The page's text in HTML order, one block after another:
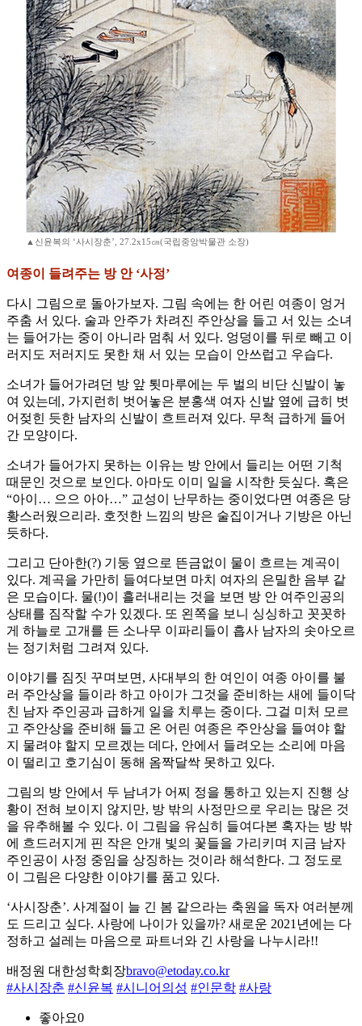
▲신윤복의 ‘사시장춘’, 27.2x15㎝(국립중앙박물관 소장)
여종이 들려주는 방 안 ‘사정’
다시 그림으로 돌아가보자. 그림 속에는 한 어린 여종이 엉거
주춤 서 있다. 술과 안주가 차려진 주안상을 들고 서 있는 소녀
는 들어가는 중이 아니라 멈춰 서 있다. 엉덩이를 뒤로 빼고 이
러지도 저러지도 못한 채 서 있는 모습이 안쓰럽고 우습다.
소녀가 들어가려던 방 앞 툇마루에는 두 벌의 비단 신발이 놓
여 있는데, 가지런히 벗어놓은 분홍색 여자 신발 옆에 급히 벗
어젖힌 듯한 남자의 신발이 흐트러져 있다. 무척 급하게 들어
간 모양이다.
소녀가 들어가지 못하는 이유는 방 안에서 들리는 어떤 기척
때문인 것으로 보인다. 아마도 이미 일을 시작한 듯싶다. 혹은
“아이… 으으 아아…” 교성이 난무하는 중이었다면 여종은 당
황스러웠으리라. 호젓한 느낌의 방은 술집이거나 기방은 아닌
듯하다.
그리고 단아한(?) 기둥 옆으로 뜬금없이 물이 흐르는 계곡이
있다. 계곡을 가만히 들여다보면 마치 여자의 은밀한 음부 같
은 모습이다. 물(!)이 흘러내리는 것을 보면 방 안 여주인공의
상태를 짐작할 수가 있겠다. 또 왼쪽을 보니 싱싱하고 꼿꼿하
게 하늘로 고개를 든 소나무 이파리들이 흡사 남자의 솟아오르
는 정기처럼 그려져 있다.
이야기를 짐짓 꾸며보면, 사대부의 한 여인이 여종 아이를 불
러 주안상을 들이라 하고 아이가 그것을 준비하는 새에 들이닥
친 남자 주인공과 급하게 일을 치루는 중이다. 그걸 미처 모르
고 주안상을 준비해 들고 온 어린 여종은 주안상을 들여야 할
지 물려야 할지 모르겠는 데다, 안에서 들려오는 소리에 마음
이 떨리고 호기심이 동해 옴짝달싹 못하고 있다.
그림의 방 안에서 두 남녀가 어찌 정을 통하고 있는지 진행 상
황이 전혀 보이지 않지만, 방 밖의 사정만으로 우리는 많은 것
을 유추해볼 수 있다. 이 그림을 유심히 들여다본 혹자는 방 밖
에 흐드러지게 핀 작은 안개 빛의 꽃들을 가리키며 지금 남자
주인공이 사정 중임을 상징하는 것이라 해석한다. 그 정도로
이 그림은 다양한 이야기를 품고 있다.
‘사시장춘’. 사계절이 늘 긴 봄 같으라는 축원을 독자 여러분께
도 드리고 싶다. 사랑에 나이가 있을까? 새로운 2021년에는 다
정하고 설레는 마음으로 파트너와 긴 사랑을 나누시라!!
배정원 대한성학회장bravo@etoday.co.kr
#사시장춘 #신윤복 #시니어의성 #인문학 #사랑
좋아요0